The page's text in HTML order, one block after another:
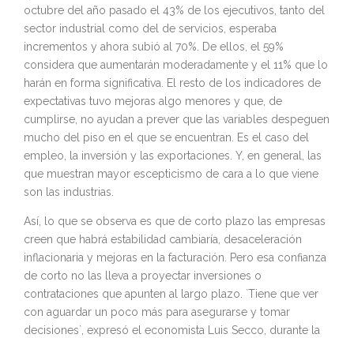
octubre del año pasado el 43% de los ejecutivos, tanto del
sector industrial como del de servicios, esperaba
incrementos y ahora subió al 70%. De ellos, el 59%
considera que aumentarán moderadamente y el 11% que lo
harán en forma significativa. El resto de los indicadores de
expectativas tuvo mejoras algo menores y que, de
cumplirse, no ayudan a prever que las variables despeguen
mucho del piso en el que se encuentran. Es el caso del
empleo, la inversión y las exportaciones. Y, en general, las
que muestran mayor escepticismo de cara a lo que viene
son las industrias.
Así, lo que se observa es que de corto plazo las empresas
creen que habrá estabilidad cambiaría, desaceleración
inflacionaria y mejoras en la facturación. Pero esa confianza
de corto no las lleva a proyectar inversiones o
contrataciones que apunten al largo plazo. `Tiene que ver
con aguardar un poco más para asegurarse y tomar
decisiones`, expresó el economista Luis Secco, durante la